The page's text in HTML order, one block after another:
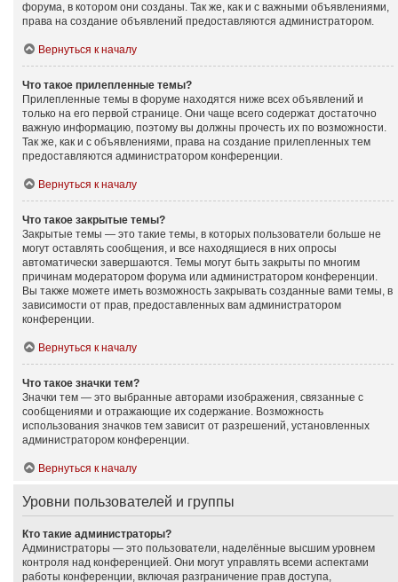
форума, в котором они созданы. Так же, как и с важными объявлениями,
права на создание объявлений предоставляются администратором.
Вернуться к началу
Что такое прилепленные темы?
Прилепленные темы в форуме находятся ниже всех объявлений и
только на его первой странице. Они чаще всего содержат достаточно
важную информацию, поэтому вы должны прочесть их по возможности.
Так же, как и с объявлениями, права на создание прилепленных тем
предоставляются администратором конференции.
Вернуться к началу
Что такое закрытые темы?
Закрытые темы — это такие темы, в которых пользователи больше не
могут оставлять сообщения, и все находящиеся в них опросы
автоматически завершаются. Темы могут быть закрыты по многим
причинам модератором форума или администратором конференции.
Вы также можете иметь возможность закрывать созданные вами темы, в
зависимости от прав, предоставленных вам администратором
конференции.
Вернуться к началу
Что такое значки тем?
Значки тем — это выбранные авторами изображения, связанные с
сообщениями и отражающие их содержание. Возможность
использования значков тем зависит от разрешений, установленных
администратором конференции.
Вернуться к началу
Уровни пользователей и группы
Кто такие администраторы?
Администраторы — это пользователи, наделённые высшим уровнем
контроля над конференцией. Они могут управлять всеми аспектами
работы конференции, включая разграничение прав доступа,